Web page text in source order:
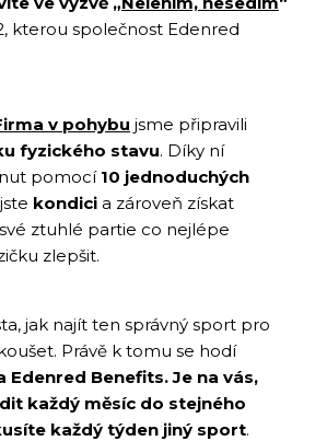
kterou společnost Edenred
v pohybu jsme připravili
fyzického stavu. Díky ní
pomocí 10 jednoduchých
kondici a zároveň získat
ztuhlé partie co nejlépe
zlepšit.
jak najít ten správný sport pro
Právě k tomu se hodí
Benefits. Je na vás,
každý měsíc do stejného
každý týden jiný sport.